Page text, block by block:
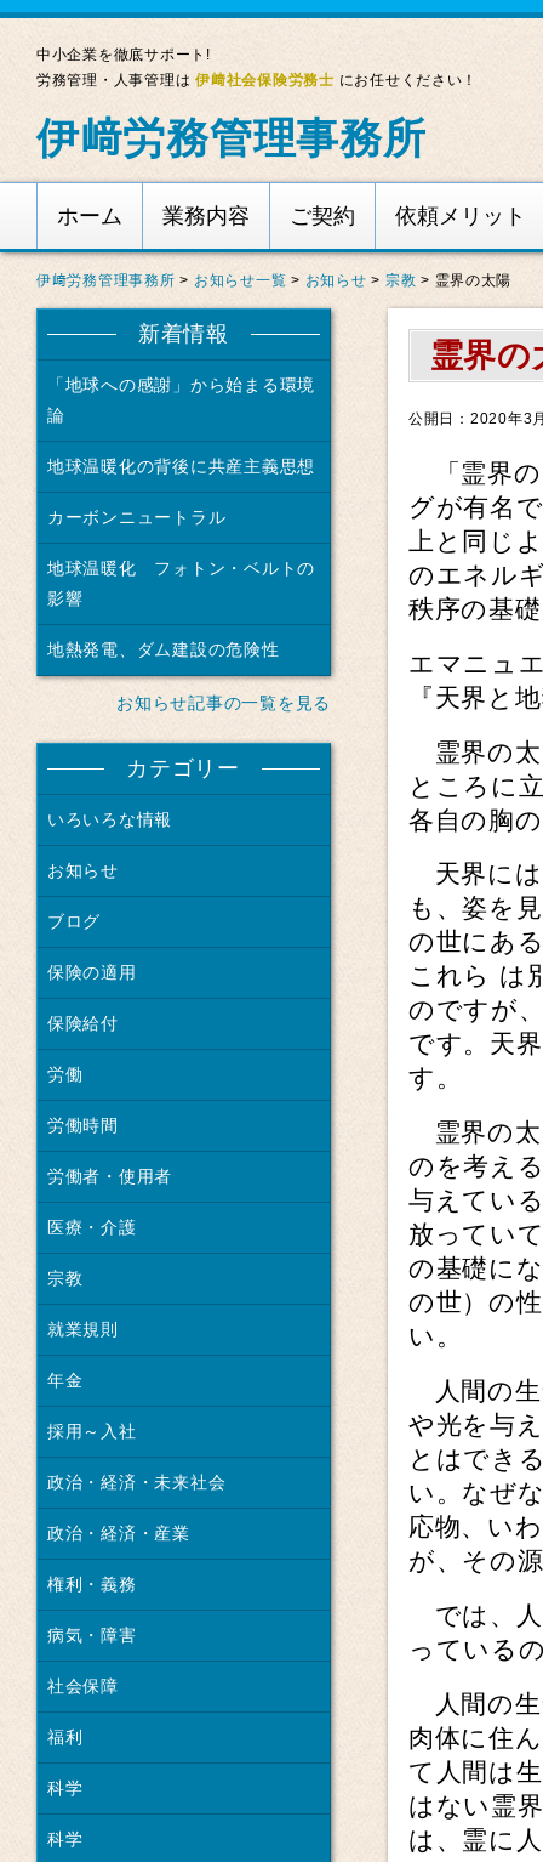
中小企業を徹底サポート!
労務管理・人事管理は伊﨑社会保険労務士 にお任せください！
伊﨑労務管理事務所
ホーム 業務内容 ご契約 依頼メリット
伊﨑労務管理事務所 > お知らせ一覧 > お知らせ > 宗教 > 霊界の太陽
霊界の
公開日：2020年3
「霊界の
グが有名
上と同じ
のエネル
秩序の基
エマニュ
『天界と
霊界の太
ところに
各自の胸
天界には
も、姿を
の世にあ
これら は
のですが
です。天
す。
霊界の太
のを考え
与えてい
放ってい
の基礎に
の世）の
い。
人間の生
や光を与
とはでき
い。なぜ
応物、い
が、その
では、人
っている
人間の生
肉体に住
て人間は
はない霊
は、霊に
新着情報
「地球への感謝」から始まる環境
論
地球温暖化の背後に共産主義思想
カーボンニュートラル
地球温暖化 フォトン・ベルトの
影響
地熱発電、ダム建設の危険性
お知らせ記事の一覧を見る
カテゴリー
いろいろな情報
お知らせ
ブログ
保険の適用
保険給付
労働
労働時間
労働者・使用者
医療・介護
宗教
就業規則
年金
採用～入社
政治・経済・未来社会
政治・経済・産業
権利・義務
病気・障害
社会保障
福利
科学
科学